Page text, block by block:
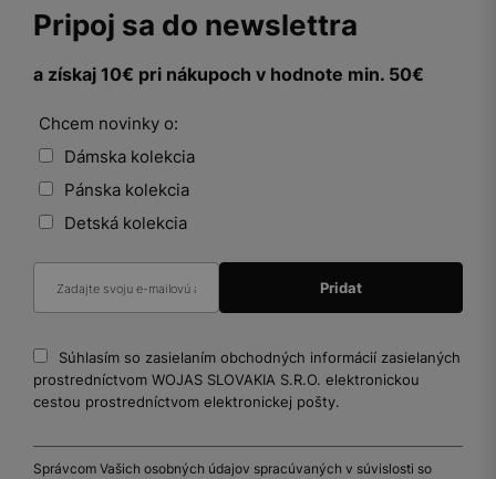
Pripoj sa do newslettra
a získaj 10€ pri nákupoch v hodnote min. 50€
Chcem novinky o:
Dámska kolekcia
Pánska kolekcia
Detská kolekcia
Súhlasím so zasielaním obchodných informácií zasielaných
prostredníctvom WOJAS SLOVAKIA S.R.O. elektronickou
cestou prostredníctvom elektronickej pošty.
Správcom Vašich osobných údajov spracúvaných v súvislosti so